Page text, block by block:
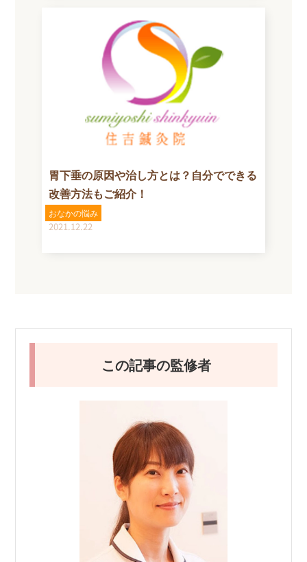
胃下垂の原因や治し方とは？自分でできる
改善方法もご紹介！
おなかの悩み
2021.12.22
この記事の監修者